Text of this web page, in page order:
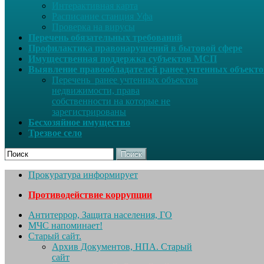
Интерактивная карта
Расписание станция Уфа
Проверка на вирусы
Перечень обязательных требований
Профилактика правонарушений в бытовой сфере
Имущественная поддержка субъектов МСП
Выявление правообладателей ранее учтенных
Перечень ранее учтенных объектов
недвижимости, права
собственности на которые не
зарегистрированы
Бесхозяйное имущество
Трезвое село
Поиск
Прокуратура информирует
Противодействие коррупции
Антитеррор, Защита населения, ГО
МЧС напоминает!
Старый сайт.
Архив Документов, НПА. Старый
сайт